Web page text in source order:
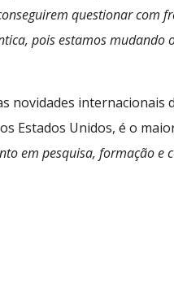
questionar com
pois estamos mudando
novidades internacionais
Estados Unidos, é o
em pesquisa, formação e